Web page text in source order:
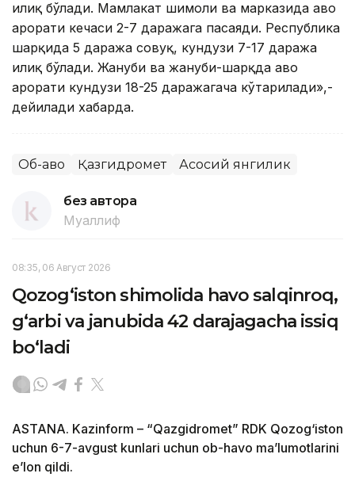
илиқ бўлади. Мамлакат шимоли ва марказида ҳаво
ҳарорати кечаси 2-7 даражага пасаяди. Республика
шарқида 5 даража совуқ, кундузи 7-17 даража
илиқ бўлади. Жануби ва жануби-шарқда ҳаво
ҳарорати кундузи 18-25 даражагача кўтарилади»,-
дейилади хабарда.
Об-ҳаво Қазгидромет Асосий янгилик
без автора
Муаллиф
08:35, 06 Август 2026
Qozog‘iston shimolida havo salqinroq,
g‘arbi va janubida 42 darajagacha issiq
bo‘ladi
ASTANA. Kazinform – “Qazgidromet” RDK Qozog‘iston
uchun 6-7-avgust kunlari uchun ob-havo ma’lumotlarini
e’lon qildi.